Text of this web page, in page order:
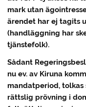
mark utan
ärendet har ej tagits
(handläggning har
tjänstefolk).
Sådant
nu ev. av Kiruna
mandatperiod, tolkas
rättslig prövning i